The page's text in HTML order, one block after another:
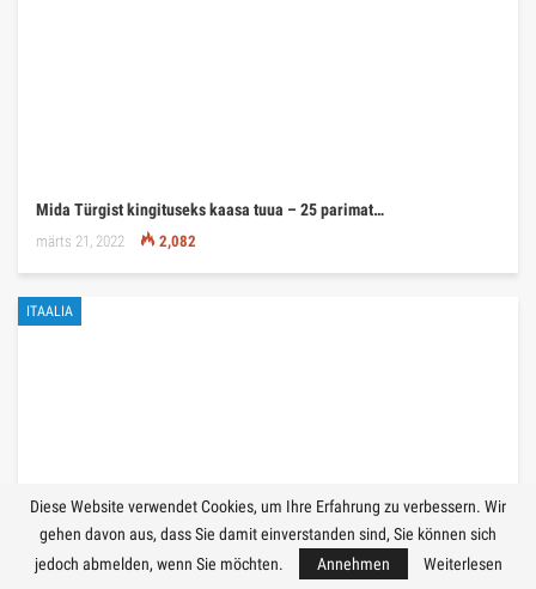
Mida Türgist kingituseks kaasa tuua – 25 parimat…
märts 21, 2022 2,082
ITAALIA
Diese Website verwendet Cookies, um Ihre Erfahrung zu verbessern. Wir
gehen davon aus, dass Sie damit einverstanden sind, Sie können sich
jedoch abmelden, wenn Sie möchten.
Annehmen Weiterlesen